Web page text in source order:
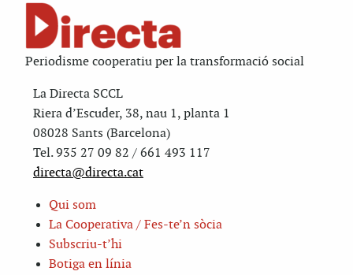
Periodisme cooperatiu per la transformació social
La Directa SCCL
Riera d’Escuder, 38, nau 1, planta 1
08028 Sants (Barcelona)
Tel. 935 27 09 82 / 661 493 117
directa@directa.cat
Qui som
La Cooperativa / Fes-te’n sòcia
Subscriu-t’hi
Botiga en línia